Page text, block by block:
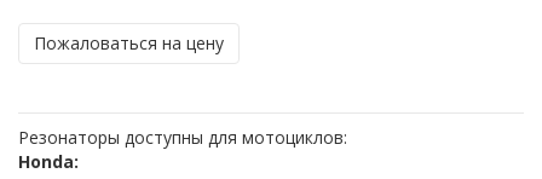
Пожаловаться на цену
Резонаторы доступны для мотоциклов:
Honda: